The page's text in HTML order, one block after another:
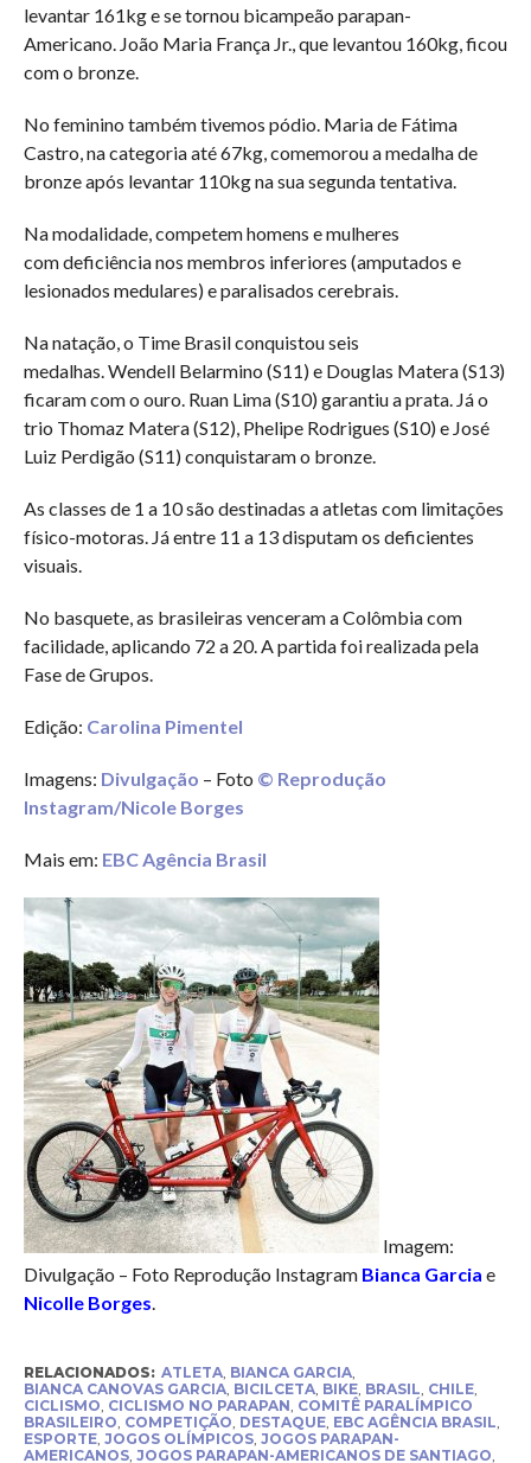
levantar 161kg e se tornou bicampeão parapan-
Americano. João Maria França Jr., que levantou 160kg, ficou
com o bronze.
No feminino também tivemos pódio. Maria de Fátima
Castro, na categoria até 67kg, comemorou a medalha de
bronze após levantar 110kg na sua segunda tentativa.
Na modalidade, competem homens e mulheres
com deficiência nos membros inferiores (amputados e
lesionados medulares) e paralisados cerebrais.
Na natação, o Time Brasil conquistou seis
medalhas. Wendell Belarmino (S11) e Douglas Matera (S13)
ficaram com o ouro. Ruan Lima (S10) garantiu a prata. Já o
trio Thomaz Matera (S12), Phelipe Rodrigues (S10) e José
Luiz Perdigão (S11) conquistaram o bronze.
As classes de 1 a 10 são destinadas a atletas com limitações
físico-motoras. Já entre 11 a 13 disputam os deficientes
visuais.
No basquete, as brasileiras venceram a Colômbia com
facilidade, aplicando 72 a 20. A partida foi realizada pela
Fase de Grupos.
Edição: Carolina Pimentel
Imagens: Divulgação – Foto © Reprodução
Instagram/Nicole Borges
Mais em: EBC Agência Brasil
Imagem:
Divulgação – Foto Reprodução Instagram Bianca Garcia e
Nicolle Borges
RELACIONADOS: ATLETA, BIANCA GARCIA,
BIANCA CANOVAS GARCIA, BICILCETA, BIKE, BRASIL CHILE,
CICLISMO CICLISMO NO PARAPAN COMITÊ PARALÍMPICO
BRASILEIRO COMPETIÇÃO DESTAQUE, EBC AGÊNCIA BRASIL
ESPORTE, JOGOS OLÍMPICOS, JOGOS PARAPAN-
AMERICANOS, JOGOS PARAPAN-AMERICANOS DE SANTIAGO